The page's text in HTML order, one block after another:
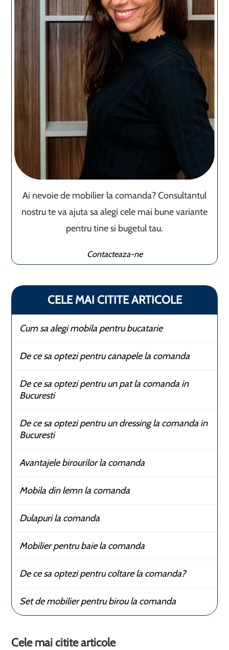
Ai nevoie de mobilier la comanda? Consultantul
nostru te va ajuta sa alegi cele mai bune variante
pentru tine si bugetul tau.
Contacteaza-ne
CELE MAI CITITE ARTICOLE
Cum sa alegi mobila pentru bucatarie
De ce sa optezi pentru canapele la comanda
De ce sa optezi pentru un pat la comanda in
Bucuresti
De ce sa optezi pentru un dressing la comanda in
Bucuresti
Avantajele birourilor la comanda
Mobila din lemn la comanda
Dulapuri la comanda
Mobilier pentru baie la comanda
De ce sa optezi pentru coltare la comanda?
Set de mobilier pentru birou la comanda
Cele mai citite articole